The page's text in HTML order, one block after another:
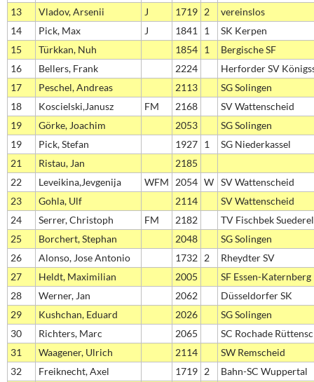
13
Vladov, Arsenii J 1719 2
vereinslos
14
Pick, Max J 1841 1
SK Kerpen
15
Türkkan, Nuh 1854 1
Bergische SF
16
Bellers, Frank 2224
Herforder SV
17
Peschel, Andreas 2113
SG Solingen
18
Koscielski,Janusz FM 2168
SV Wattenscheid
19
Görke, Joachim 2053
SG Solingen
19
Pick, Stefan 1927 1
SG Niederkassel
21
Ristau, Jan
2185
22
Leveikina,Jevgenija WFM 2054 W SV Wattenscheid
23
Gohla, Ulf 2114
SV Wattenscheid
24
Serrer, Christoph FM 2182
TV Fischbek
25
Borchert, Stephan 2048
SG Solingen
26
Alonso, Jose Antonio 1732 2
Rheydter SV
27
Heldt, Maximilian 2005
SF Essen-Katernberg
28
Werner, Jan 2062
Düsseldorfer SK
29
Kushchan, Eduard 2026
SG Solingen
30
Richters, Marc 2065
SC Rochade
31
Waagener, Ulrich 2114
SW Remscheid
32
Freiknecht, Axel 1719 2
Bahn-SC Wuppertal